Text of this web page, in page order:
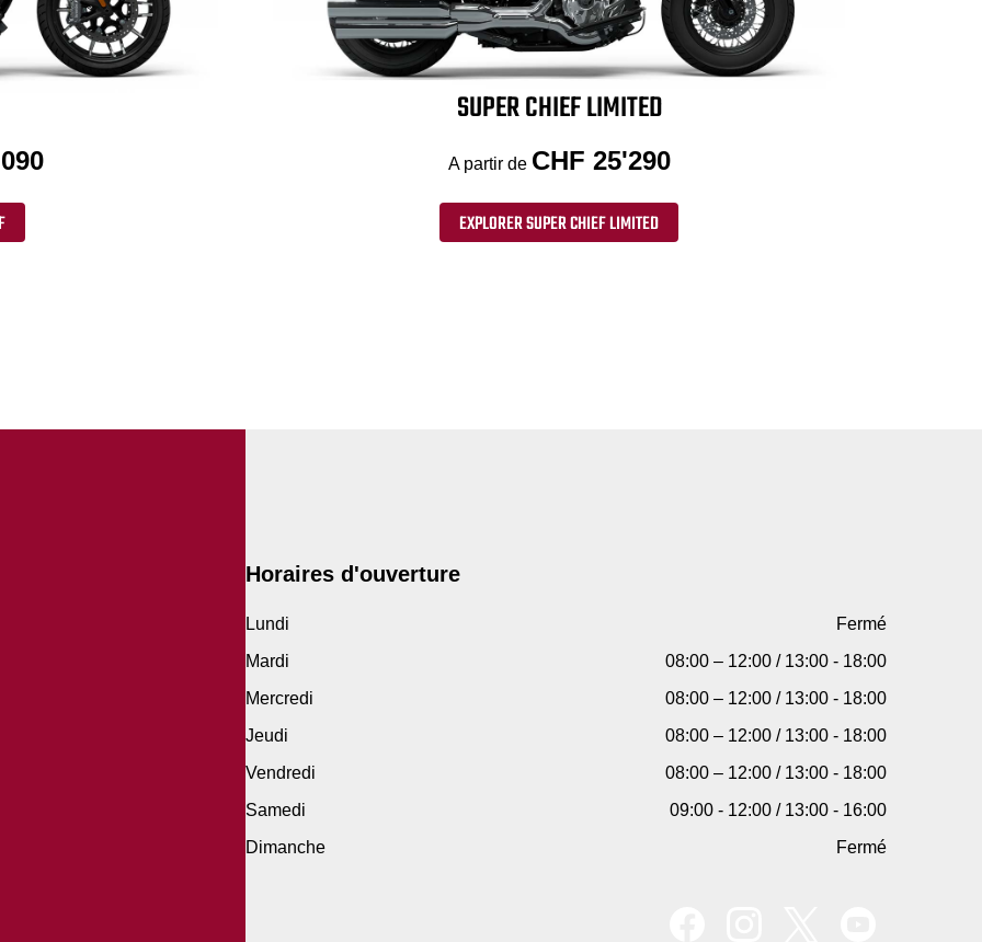
SUPER CHIEF LIMITED
A partir de CHF 25'290
EXPLORER SUPER CHIEF LIMITED
Horaires d'ouverture
Lundi
Fermé
Mardi
08:00 – 12:00 / 13:00 - 18:00
Mercredi
08:00 – 12:00 / 13:00 - 18:00
Jeudi
08:00 – 12:00 / 13:00 - 18:00
Vendredi
08:00 – 12:00 / 13:00 - 18:00
Samedi
09:00 - 12:00 / 13:00 - 16:00
Dimanche
Fermé